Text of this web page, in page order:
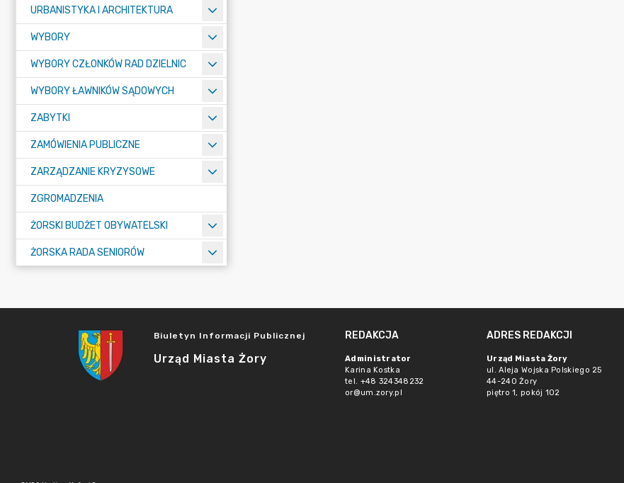
URBANISTYKA I ARCHITEKTURA
WYBORY
WYBORY CZŁONKÓW RAD DZIELNIC
WYBORY ŁAWNIKÓW SĄDOWYCH
ZABYTKI
ZAMÓWIENIA PUBLICZNE
ZARZĄDZANIE KRYZYSOWE
ZGROMADZENIA
ŻORSKI BUDŻET OBYWATELSKI
ŻORSKA RADA SENIORÓW
Biuletyn Informacji Publicznej
Urząd Miasta Żory
REDAKCJA
Administrator
Karina Kostka
tel. +48 324348232
or@um.zory.pl
ADRES REDAKCJI
Urząd Miasta Żory
ul. Aleja Wojska Polskiego 25
44-240 Żory
piętro 1, pokój 102